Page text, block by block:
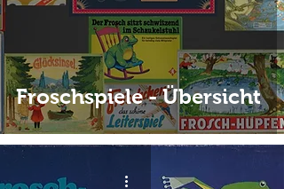
Froschspiele - Übersicht